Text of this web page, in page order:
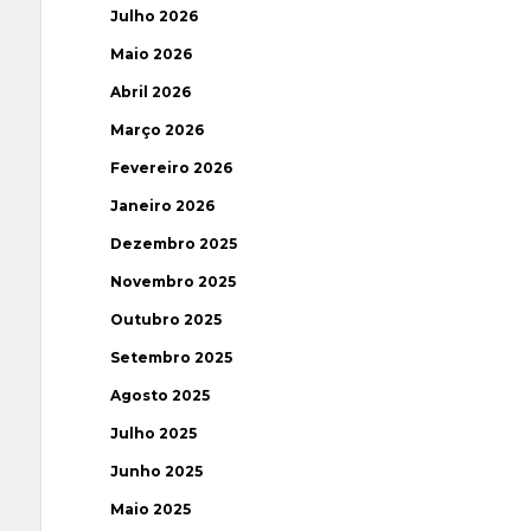
Julho 2026
Maio 2026
Abril 2026
Março 2026
Fevereiro 2026
Janeiro 2026
Dezembro 2025
Novembro 2025
Outubro 2025
Setembro 2025
Agosto 2025
Julho 2025
Junho 2025
Maio 2025